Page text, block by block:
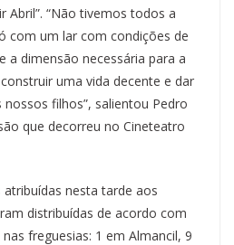
Abril”. “Não tivemos todos a
com um lar com condições de
a dimensão necessária para a
uma vida decente e dar
filhos”, salientou Pedro
que decorreu no Cineteatro
nesta tarde aos
distribuídas de acordo com
freguesias: 1 em Almancil, 9